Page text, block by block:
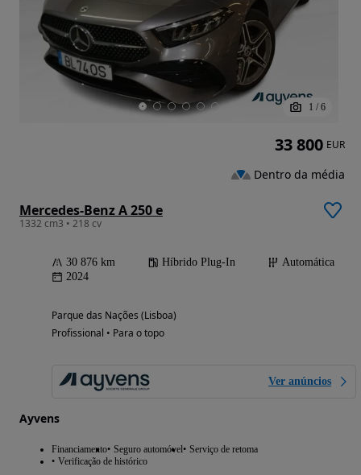
1 / 6
Mercedes-Benz A 250 e
1332 cm3 • 218 cv
30 876 km Híbrido Plug-In
Automática
2024
Parque das Nações (Lisboa)
Profissional • Para o topo
Ver anúncios
Ayvens
Financiamento Seguro automóvel Serviço de retoma
Verificação de histórico
33 800 EUR
Dentro da média